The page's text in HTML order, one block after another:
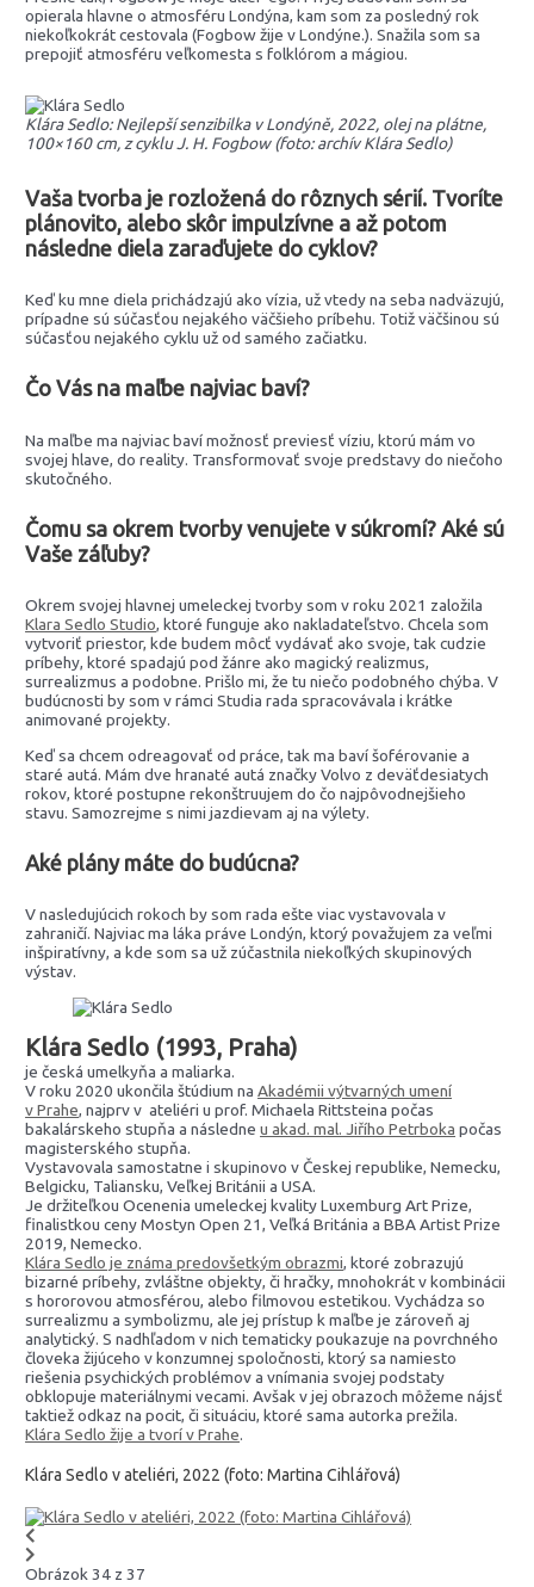
opierala hlavne o atmosféru Londýna, kam som za posledný rok
niekoľkokrát cestovala (Fogbow žije v Londýne.). Snažila som sa
prepojiť atmosféru veľkomesta s folklórom a mágiou.
Klára Sedlo: Nejlepší senzibilka v Londýně, 2022, olej na plátne,
100×160 cm, z cyklu J. H. Fogbow (foto: archív Klára Sedlo)
Vaša tvorba je rozložená do rôznych sérií. Tvoríte
plánovito, alebo skôr impulzívne a až potom
následne diela zaraďujete do cyklov?
Keď ku mne diela prichádzajú ako vízia, už vtedy na seba nadväzujú,
prípadne sú súčasťou nejakého väčšieho príbehu. Totiž väčšinou sú
súčasťou nejakého cyklu už od samého začiatku.
Čo Vás na maľbe najviac baví?
Na maľbe ma najviac baví možnosť previesť víziu, ktorú mám vo
svojej hlave, do reality. Transformovať svoje predstavy do niečoho
skutočného.
Čomu sa okrem tvorby venujete v súkromí? Aké sú
Vaše záľuby?
Okrem svojej hlavnej umeleckej tvorby som v roku 2021 založila
Klara Sedlo Studio, ktoré funguje ako nakladateľstvo. Chcela som
vytvoriť priestor, kde budem môcť vydávať ako svoje, tak cudzie
príbehy, ktoré spadajú pod žánre ako magický realizmus,
surrealizmus a podobne. Prišlo mi, že tu niečo podobného chýba. V
budúcnosti by som v rámci Studia rada spracovávala i krátke
animované projekty.
Keď sa chcem odreagovať od práce, tak ma baví šoférovanie a
staré autá. Mám dve hranaté autá značky Volvo z deväťdesiatych
rokov, ktoré postupne rekonštruujem do čo najpôvodnejšieho
stavu. Samozrejme s nimi jazdievam aj na výlety.
Aké plány máte do budúcna?
V nasledujúcich rokoch by som rada ešte viac vystavovala v
zahraničí. Najviac ma láka práve Londýn, ktorý považujem za veľmi
inšpiratívny, a kde som sa už zúčastnila niekoľkých skupinových
výstav.
Klára Sedlo (1993, Praha)
je česká umelkyňa a maliarka.
V roku 2020 ukončila štúdium naAkadémii výtvarných umení
v Prahe, najprv v ateliéri u prof. Michaela Rittsteina počas
bakalárskeho stupňa a následneu akad. mal. Jiřího Petrboka počas
magisterského stupňa.
Vystavovala samostatne i skupinovo v Českej republike, Nemecku,
Belgicku, Taliansku, Veľkej Británii a USA.
Je držiteľkou Ocenenia umeleckej kvality Luxemburg Art Prize,
finalistkou ceny Mostyn Open 21, Veľká Británia a BBA Artist Prize
2019, Nemecko.
Klára Sedlo je známa predovšetkým obrazmi, ktoré zobrazujú
bizarné príbehy, zvláštne objekty, či hračky, mnohokrát v kombinácii
s hororovou atmosférou, alebo filmovou estetikou. Vychádza so
surrealizmu a symbolizmu, ale jej prístup k maľbe je zároveň aj
analytický. S nadhľadom v nich tematicky poukazuje na povrchného
človeka žijúceho v konzumnej spoločnosti, ktorý sa namiesto
riešenia psychických problémov a vnímania svojej podstaty
obklopuje materiálnymi vecami. Avšak v jej obrazoch môžeme nájsť
taktiež odkaz na pocit, či situáciu, ktoré sama autorka prežila.
Klára Sedlo žije a tvorí v Prahe.
Klára Sedlo v ateliéri, 2022 (foto: Martina Cihlářová)
Obrázok 34 z 37